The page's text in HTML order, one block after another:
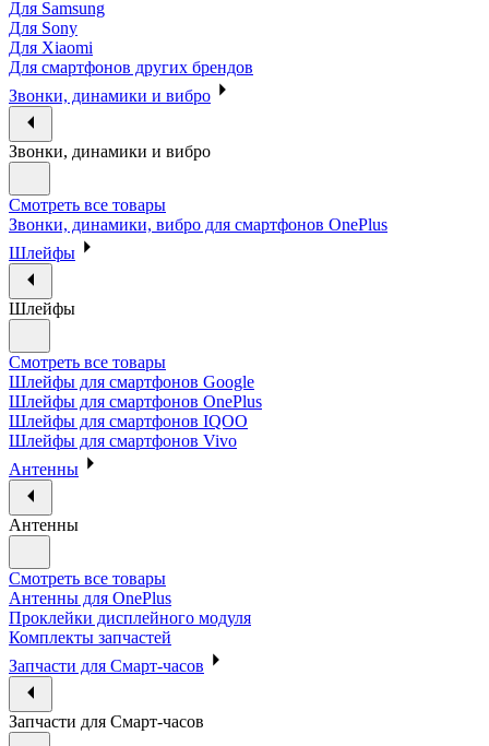
Для Samsung
Для Sony
Для Xiaomi
Для смартфонов других брендов
Звонки, динамики и вибро
Звонки, динамики и вибро
Смотреть все товары
Звонки, динамики, вибро для смартфонов OnePlus
Шлейфы
Шлейфы
Смотреть все товары
Шлейфы для смартфонов Google
Шлейфы для смартфонов OnePlus
Шлейфы для смартфонов IQOO
Шлейфы для смартфонов Vivo
Антенны
Антенны
Смотреть все товары
Антенны для OnePlus
Проклейки дисплейного модуля
Комплекты запчастей
Запчасти для Смарт-часов
Запчасти для Смарт-часов